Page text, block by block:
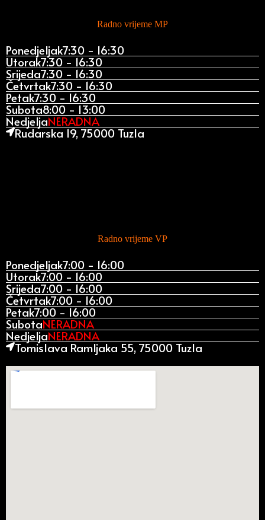
Radno vrijeme MP
Ponedjeljak7:30 - 16:30
Utorak7:30 - 16:30
Srijeda7:30 - 16:30
Četvrtak7:30 - 16:30
Petak7:30 - 16:30
Subota8:00 - 13:00
NedjeljaNERADNA
Rudarska 19, 75000 Tuzla
Radno vrijeme VP
Ponedjeljak7:00 - 16:00
Utorak7:00 - 16:00
Srijeda7:00 - 16:00
Četvrtak7:00 - 16:00
Petak7:00 - 16:00
SubotaNERADNA
NedjeljaNERADNA
Tomislava Ramljaka 55, 75000 Tuzla